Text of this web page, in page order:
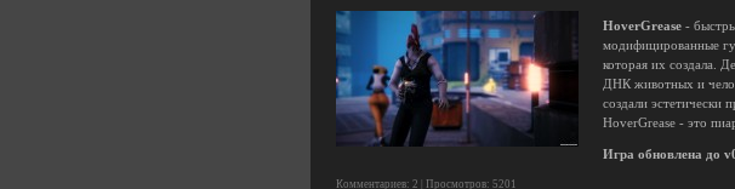
HoverGrease -
модифицированные
которая их создала.
ДНК животных и
создали эстетически
HoverGrease - это
Игра обновлена до
Комментариев: 2 | Просмотров: 5201